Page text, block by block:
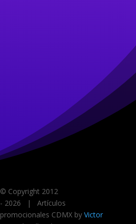
© Copyright 2012
- 2026 | Artículos
promocionales CDMX by Victor